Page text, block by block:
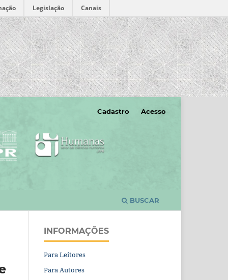
Legislação Canais
BUSCAR
Cadastro Acesso
INFORMAÇÕES
Para Leitores
Para Autores